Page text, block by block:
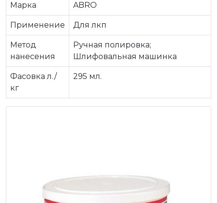
Марка ABRO
Применение Для лкп
Метод
нанесения
Ручная полировка;
Шлифовальная машинка
Фасовка л./
кг
295 мл.